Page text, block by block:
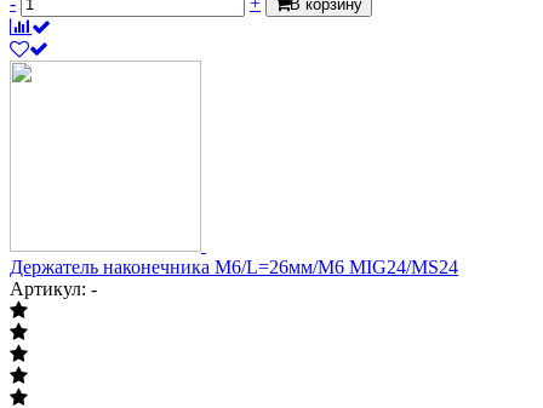
В корзину
Держатель наконечника М6/L=26мм/М6 MIG24/MS24
Артикул: -